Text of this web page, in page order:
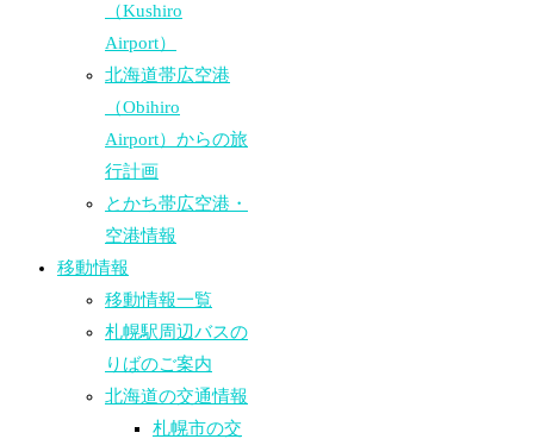
（Kushiro
Airport）
北海道帯広空港
（Obihiro
Airport）からの旅
行計画
とかち帯広空港・
空港情報
移動情報
移動情報一覧
札幌駅周辺バスの
りばのご案内
北海道の交通情報
札幌市の交